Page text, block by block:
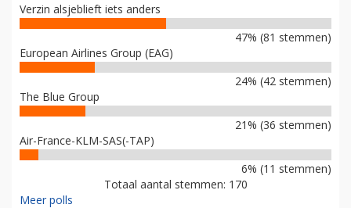
Verzin alsjeblieft iets anders
47% (81 stemmen)
European Airlines Group (EAG)
24% (42 stemmen)
The Blue Group
21% (36 stemmen)
Air-France-KLM-SAS(-TAP)
6% (11 stemmen)
Totaal aantal stemmen: 170
Meer polls